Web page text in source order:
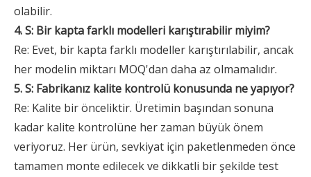
olabilir.
4. S: Bir kapta farklı modelleri karıştırabilir miyim?
Re: Evet, bir kapta farklı modeller karıştırılabilir, ancak
her modelin miktarı MOQ'dan daha az olmamalıdır.
5. S: Fabrikanız kalite kontrolü konusunda ne yapıyor?
Re: Kalite bir önceliktir. Üretimin başından sonuna
kadar kalite kontrolüne her zaman büyük önem
veriyoruz. Her ürün, sevkiyat için paketlenmeden önce
tamamen monte edilecek ve dikkatli bir şekilde test